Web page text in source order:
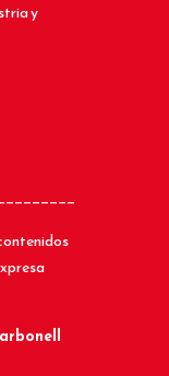
y